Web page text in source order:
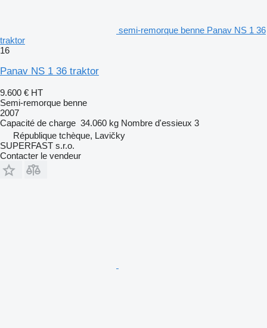
semi-remorque benne Panav NS 1 36
traktor
16
Panav NS 1 36 traktor
9.600 € HT
Semi-remorque benne
2007
Capacité de charge 34.060 kg Nombre d'essieux 3
République tchèque, Lavičky
SUPERFAST s.r.o.
Contacter le vendeur